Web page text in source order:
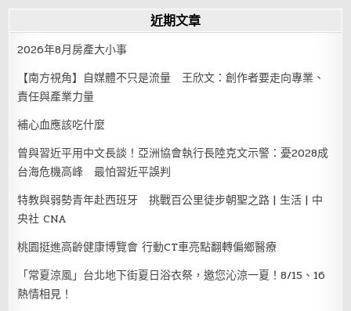
近期文章
2026年8月房產大小事
【南方視角】自媒體不只是流量 王欣文：創作者要走向專業、
責任與產業力量
補心血應該吃什麼
曾與習近平用中文長談！亞洲協會執行長陸克文示警：憂2028成
台海危機高峰 最怕習近平誤判
特教與弱勢青年赴西班牙 挑戰百公里徒步朝聖之路 | 生活 | 中
央社 CNA
桃園挺進高齡健康博覽會 行動CT車亮點翻轉偏鄉醫療
「常夏涼風」台北地下街夏日浴衣祭，邀您沁涼一夏！8/15、16
熱情相見！